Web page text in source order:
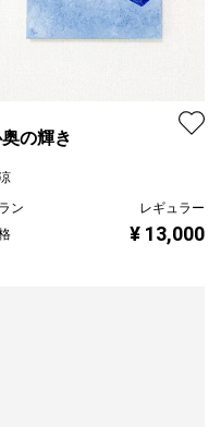
の輝き
ン
レギュラー
¥ 13,000